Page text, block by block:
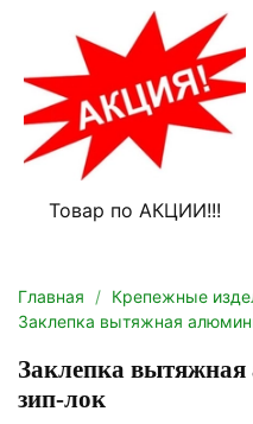
Товар по АКЦИИ!!!
Главная Крепежные
Заклепка вытяжная
Заклепка
зип-лок